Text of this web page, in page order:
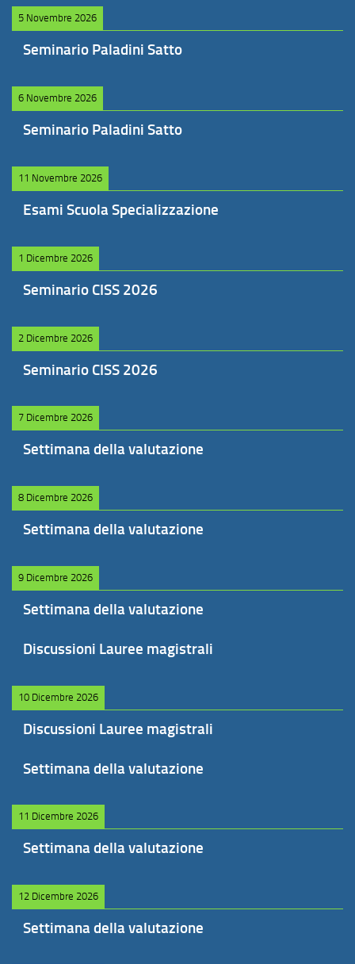
5 Novembre 2026
Seminario Paladini Satto
6 Novembre 2026
Seminario Paladini Satto
11 Novembre 2026
Esami Scuola Specializzazione
1 Dicembre 2026
Seminario CISS 2026
2 Dicembre 2026
Seminario CISS 2026
7 Dicembre 2026
Settimana della valutazione
8 Dicembre 2026
Settimana della valutazione
9 Dicembre 2026
Settimana della valutazione
Discussioni Lauree magistrali
10 Dicembre 2026
Discussioni Lauree magistrali
Settimana della valutazione
11 Dicembre 2026
Settimana della valutazione
12 Dicembre 2026
Settimana della valutazione